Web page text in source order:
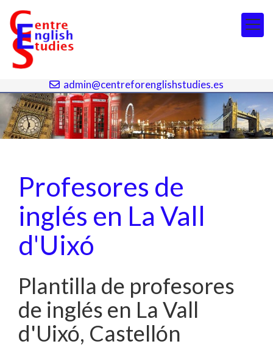
admin@centreforenglishstudies.es
Profesores de
inglés en La Vall
d'Uixó
Plantilla de profesores
de inglés en La Vall
d'Uixó, Castellón